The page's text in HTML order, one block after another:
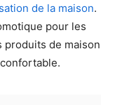
de la maison.
pour les
produits de maison